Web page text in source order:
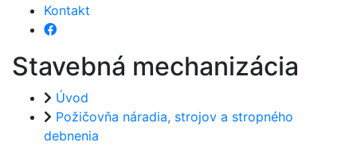
Kontakt
Stavebná mechanizácia
Úvod
Požičovňa náradia, strojov a stropného
debnenia